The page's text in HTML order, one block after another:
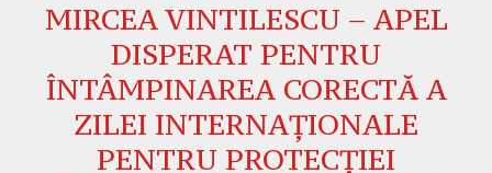
MIRCEA VINTILESCU – APEL
DISPERAT PENTRU
ÎNTÂMPINAREA CORECTĂ A
ZILEI INTERNAȚIONALE
PENTRU PROTECȚIEI